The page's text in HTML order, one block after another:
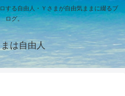
する自由人・Ｙさまが自由気ままに綴るブ
ログ。
まは自由人